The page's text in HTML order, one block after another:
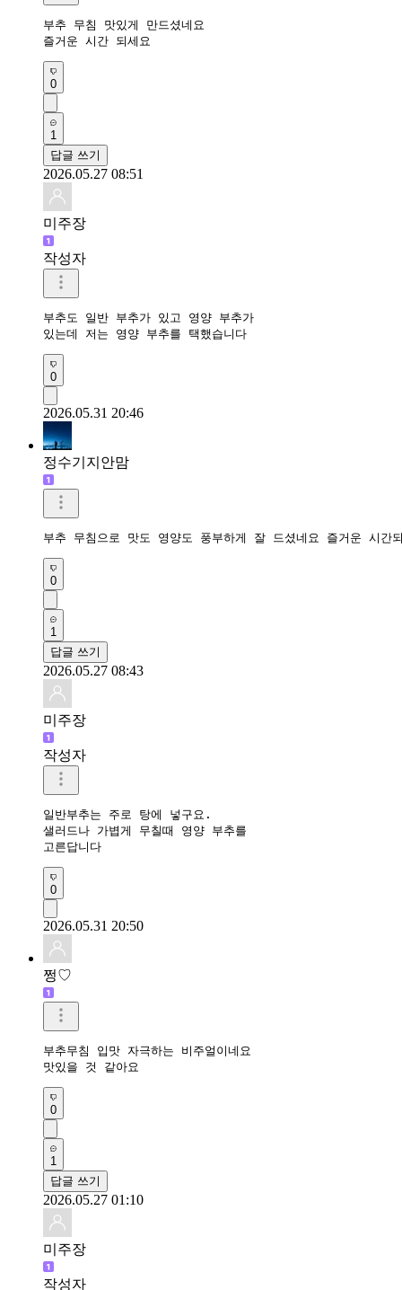
부추 무침 맛있게 만드셨네요
즐거운 시간 되세요
0
1
답글 쓰기
2026.05.27 08:51
미주장
작성자
부추도 일반 부추가 있고 영양 부추가
있는데 저는 영양 부추를 택했습니다
0
2026.05.31 20:46
정수기지안맘
부추 무침으로 맛도 영양도 풍부하게 잘 드셨네요 즐거운 시간
0
1
답글 쓰기
2026.05.27 08:43
미주장
작성자
일반부추는 주로 탕에 넣구요.
샐러드나 가볍게 무칠때 영양 부추를
고른답니다
0
2026.05.31 20:50
쩡♡
부추무침 입맛 자극하는 비주얼이네요
맛있을 것 같아요
0
1
답글 쓰기
2026.05.27 01:10
미주장
작성자